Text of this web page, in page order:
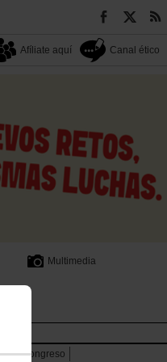
Afíliate aquí Canal ético
Multimedia
13 Congreso